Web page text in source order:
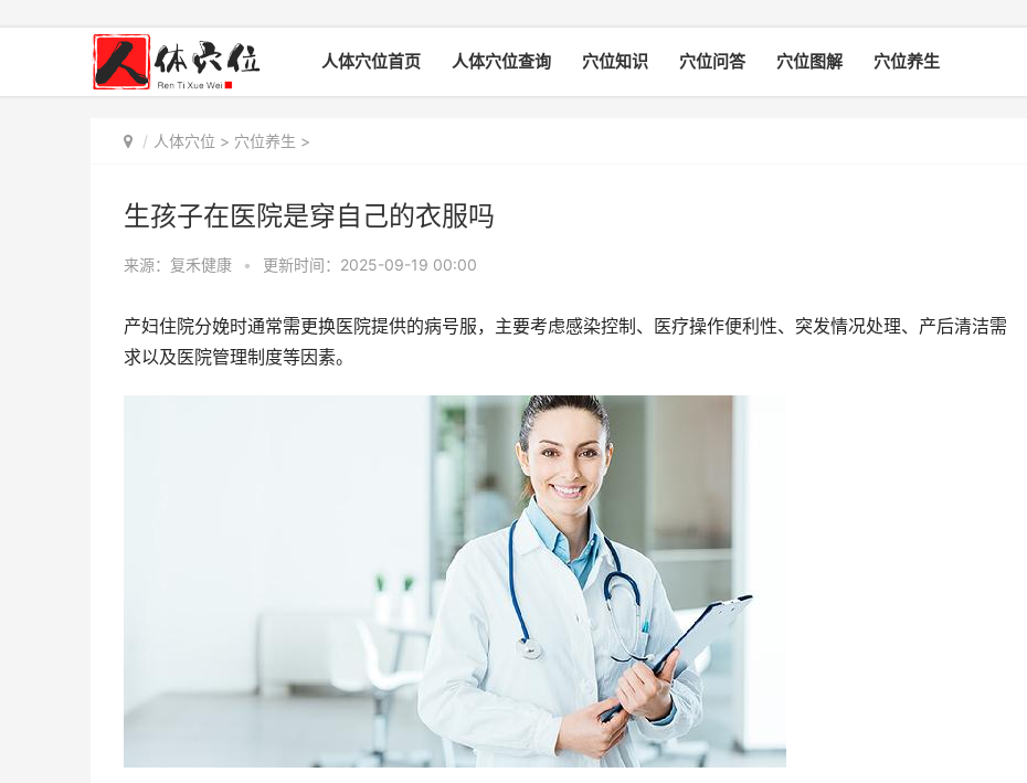
人体穴位首页 人体穴位查询 穴位知识 穴位问答 穴位图解 穴位养生
人体穴位 > 穴位养生 >
生孩子在医院是穿自己的衣服吗
来源：复禾健康 • 更新时间：2025-09-19 00:00
产妇住院分娩时通常需更换医院提供的病号服，主要考虑感染控制、医疗操作便利性、突发情况处理、产后清洁需
求以及医院管理制度等因素。